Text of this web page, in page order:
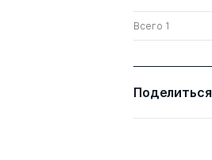
Всего 1
Поделиться